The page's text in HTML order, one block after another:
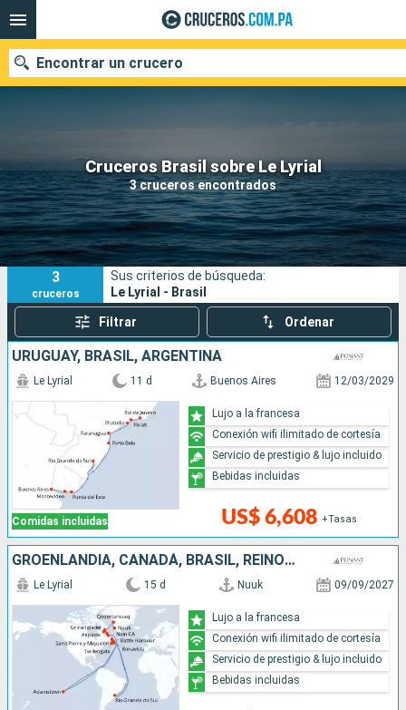
Cruceros Brasil sobre Le Lyrial
3 cruceros encontrados
Encontrar un crucero
Nuestros destinos
Fecha de salida
Puertos Compañías
3
cruceros
Sus criterios de búsqueda:
Le Lyrial - Brasil
Filtrar Ordenar
URUGUAY, BRASIL, ARGENTINA
Comidas incluidas
Le Lyrial 11 d Buenos Aires 12/03/2029
US$ 6,608 +Tasas
Lujo a la francesa
Conexión wifi ilimitado de cortesía
Servicio de prestigio & lujo incluido
Bebidas incluidas
GROENLANDIA, CANADÁ, BRASIL, REINO UNIDO
Le Lyrial 15 d Nuuk 09/09/2027
Lujo a la francesa
Conexión wifi ilimitado de cortesía
Servicio de prestigio & lujo incluido
Bebidas incluidas